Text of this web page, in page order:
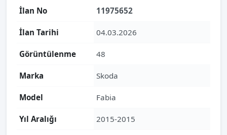
İlan No 11975652
İlan Tarihi 04.03.2026
Görüntülenme 48
Marka Skoda
Model Fabia
Yıl Aralığı 2015-2015